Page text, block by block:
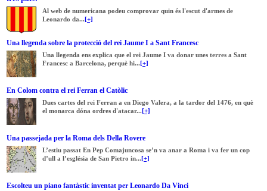
Al web de numericana podeu comprovar quin és l'escut d'armes de
Leonardo da... [+]
Una llegenda sobre la protecció del rei Jaume I a Sant Francesc
Una llegenda ens explica que el rei Jaume I va donar unes terres a Sant
Francesc a Barcelona, perquè hi... [+]
En Colom contra el rei Ferran el Catòlic
Dues cartes del rei Ferran a en Diego Valera, a la tardor del 1476, en què
el monarca dóna ordres d'atacar... [+]
Una passejada per la Roma dels Della Rovere
L’estiu passat En Pep Comajuncosa se’n va anar a Roma i va fer un cop
d’ull a l’església de San Pietro in... [+]
Escolteu un piano fantàstic inventat per Leonardo Da Vinci